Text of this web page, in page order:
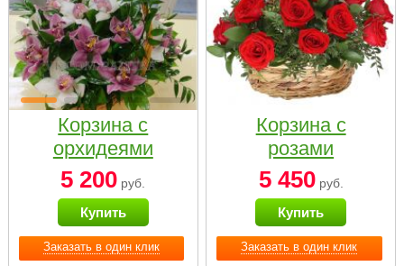
Заказать в один клик
Корзина с
орхидеями
малая
5 200 руб.
Купить
Заказать в один клик
Корзина с
розами
«Красный
Париж»
5 450руб.
Купить